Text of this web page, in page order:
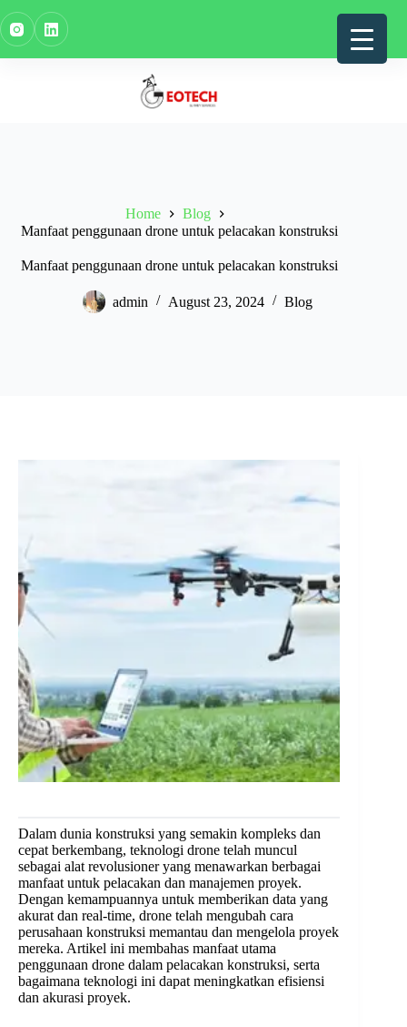
to
content
Home
Blog
Manfaat penggunaan drone untuk pelacakan konstruksi
Manfaat penggunaan drone untuk pelacakan konstruksi
admin August 23, 2024 Blog
Dalam dunia konstruksi yang semakin kompleks dan
cepat berkembang, teknologi drone telah muncul
sebagai alat revolusioner yang menawarkan berbagai
manfaat untuk pelacakan dan manajemen proyek.
Dengan kemampuannya untuk memberikan data yang
akurat dan real-time, drone telah mengubah cara
perusahaan konstruksi memantau dan mengelola proyek
mereka. Artikel ini membahas manfaat utama
penggunaan drone dalam pelacakan konstruksi, serta
bagaimana teknologi ini dapat meningkatkan efisiensi
dan akurasi proyek.